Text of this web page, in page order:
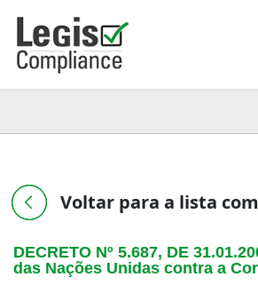
Voltar para a lista
DECRETO Nº 5.687, DE
das Nações Unidas contra a